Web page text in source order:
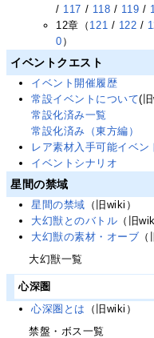
/ 117 / 118 / 119 /
12章（ 121 / 122 /
0 ）
イベントクエスト
イベント開催履歴
常設イベントについて(
常設化済み一覧
常設化済み（東方編）
レア素材入手可能イベン
イベントシナリオ
星間の禁域
星間の禁域 （旧wiki）
大幻獣とのバトル （旧
大幻獣の素材・オーブ
大幻獣一覧
心深圏
心深圏とは
（旧wiki）
禁盤・ボス一覧